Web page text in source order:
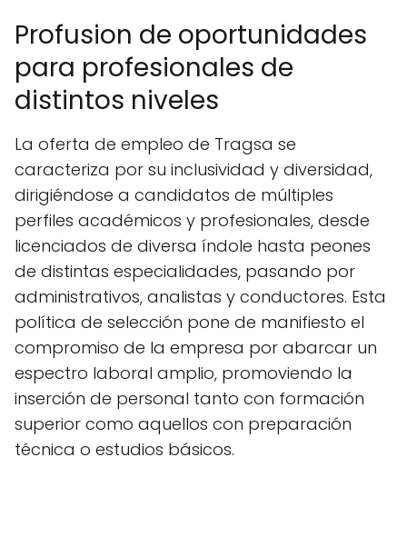
Profusion de oportunidades
para profesionales de
distintos niveles
La oferta de empleo de Tragsa se
caracteriza por su inclusividad y diversidad,
dirigiéndose a candidatos de múltiples
perfiles académicos y profesionales, desde
licenciados de diversa índole hasta peones
de distintas especialidades, pasando por
administrativos, analistas y conductores. Esta
política de selección pone de manifiesto el
compromiso de la empresa por abarcar un
espectro laboral amplio, promoviendo la
inserción de personal tanto con formación
superior como aquellos con preparación
técnica o estudios básicos.